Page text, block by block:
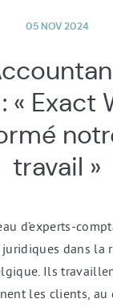
« Exact
travail »
05 NOV 2024
d’experts-
dans la
Ils
les clients,